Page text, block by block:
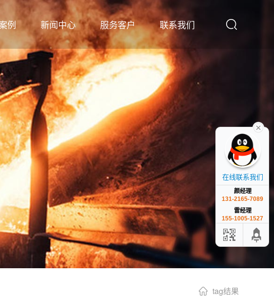
例 新闻中心 服务客户 联系我们
tag结果
在线联系我们
颜经理
131-2165-7089
雷经理
155-1005-1527